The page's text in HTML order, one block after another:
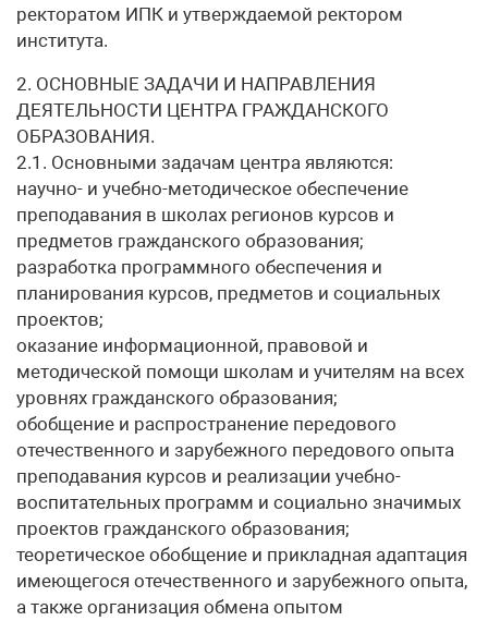
ректоратом ИПК и утверждаемой ректором
института.
2. ОСНОВНЫЕ ЗАДАЧИ И НАПРАВЛЕНИЯ
ДЕЯТЕЛЬНОСТИ ЦЕНТРА ГРАЖДАНСКОГО
ОБРАЗОВАНИЯ.
2.1. Основными задачам центра являются:
научно- и учебно-методическое обеспечение
преподавания в школах регионов курсов и
предметов гражданского образования;
разработка программного обеспечения и
планирования курсов, предметов и социальных
проектов;
оказание информационной, правовой и
методической помощи школам и учителям на всех
уровнях гражданского образования;
обобщение и распространение передового
отечественного и зарубежного передового опыта
преподавания курсов и реализации учебно-
воспитательных программ и социально значимых
проектов гражданского образования;
теоретическое обобщение и прикладная адаптация
имеющегося отечественного и зарубежного опыта,
а также организация обмена опытом